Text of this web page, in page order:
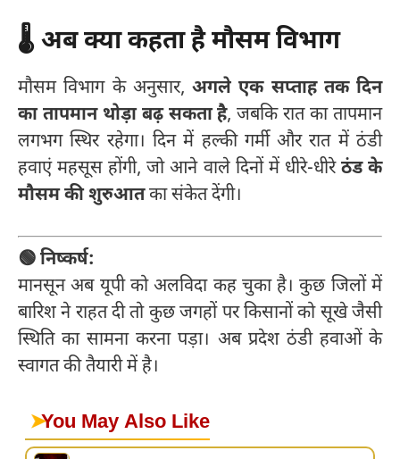
🌡️ अब क्या कहता है मौसम विभाग
मौसम विभाग के अनुसार, अगले एक सप्ताह तक दिन
का तापमान थोड़ा बढ़ सकता है, जबकि रात का तापमान
लगभग स्थिर रहेगा। दिन में हल्की गर्मी और रात में ठंडी
हवाएं महसूस होंगी, जो आने वाले दिनों में धीरे-धीरेठंड के
मौसम की शुरुआतका संकेत देंगी।
🟢 निष्कर्ष:
मानसून अब यूपी को अलविदा कह चुका है। कुछ जिलों में
बारिश ने राहत दी तो कुछ जगहों पर किसानों को सूखे जैसी
स्थिति का सामना करना पड़ा। अब प्रदेश ठंडी हवाओं के
स्वागत की तैयारी में है।
➤You May Also Like